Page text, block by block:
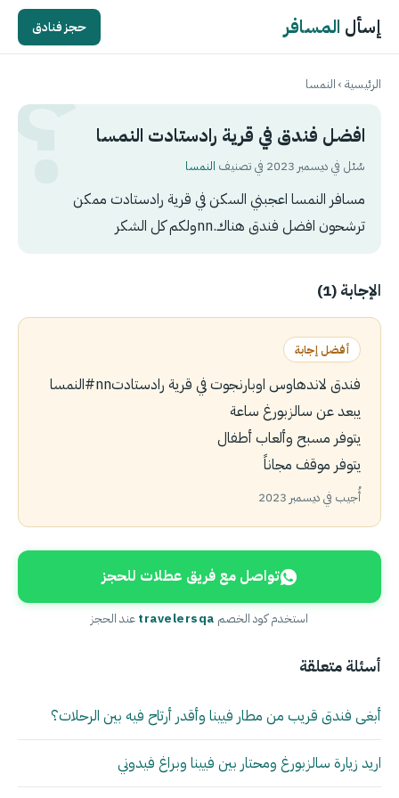
إسأل المسافر حجز فنادق
الرئيسية›النمسا
افضل فندق في قرية رادستادت النمسا
سُئل في ديسمبر 2023 في تصنيف النمسا
مسافر النمسا اعجبني السكن في قرية رادستادت ممكن
ترشحون افضل فندق هناك.nnولكم كل الشكر
الإجابة (1)
أفضل إجابة
فندق لاندهاوس اوبارنجوت في قرية رادستادتnn‎#النمسا
يبعد عن سالزبورغ ساعة
يتوفر مسبح وألعاب أطفال
يتوفر موقف مجاناً
أُجيب في ديسمبر 2023
تواصل مع فريق عطلات للحجز
استخدم كود الخصم travelersqaعند الحجز
أسئلة متعلقة
أبغى فندق قريب من مطار فيينا وأقدر أرتاح فيه بين الرحلات؟
اريد زيارة سالزبورغ ومحتار بين فيينا وبراغ فيدوني